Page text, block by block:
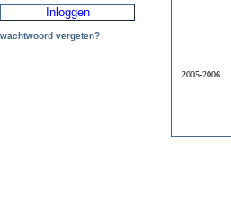
wachtwoord vergeten?
2005-2006